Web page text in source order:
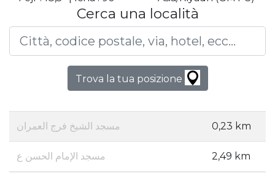
Cerca una località
Trova la tua posizione
مسجد الشيخ فرج العمران 0,23 km
مسجد الإمام الحسن ع 2,49 km